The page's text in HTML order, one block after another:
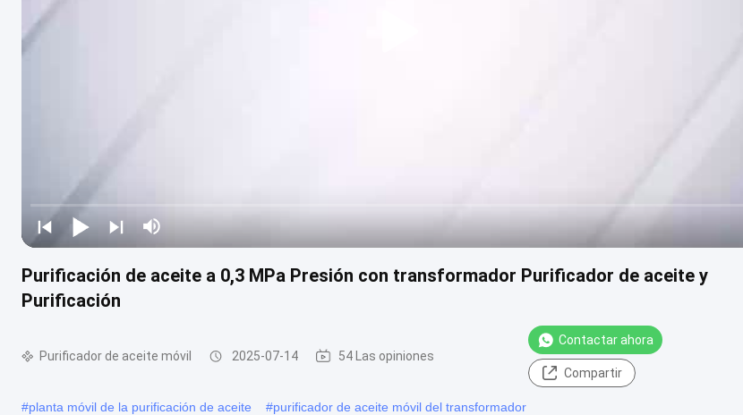
Purificación de aceite a 0,3 MPa Presión con transformador Purificador de aceite y
Purificación
Purificador de aceite móvil 2025-07-14 54 Las opiniones
Contactar ahora
Compartir
#planta móvil de la purificación de aceite #purificador de aceite móvil del transformador